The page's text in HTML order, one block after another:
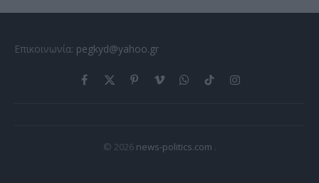
Επικοινωνία: pegkyd@yahoo.gr
Facebook
X
PinterestVimeoWhatsApp
TikTokInstagram
© 2026 news-politics.com .